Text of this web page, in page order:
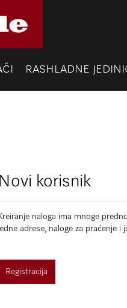
RASHLADNE
Novi korisnik
naloga ima mnoge
adrese, naloge za praćenje i
Registracija